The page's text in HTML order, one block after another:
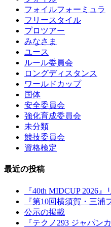
フォイルフォーミュラ
フリースタイル
プロツアー
みなさま
ユース
ルール委員会
ロングディスタンス
ワールドカップ
国体
安全委員会
強化育成委員会
未分類
競技委員会
資格検定
最近の投稿
『40th MIDCUP 2026
『第10回横須賀・三
公示の掲載
『テクノ293 ジャパン